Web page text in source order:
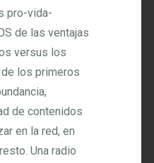
pro-vida-
de las ventajas
versus los
los primeros
de contenidos
en la red, en
Una radio